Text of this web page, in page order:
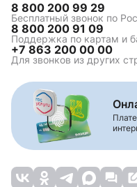
Ипотека на
строительство
Зелёная ипотека
Сельская ипотека
Комбинированная
Строительство жилья
8 800 200 99 29
Бесплатный звонок по
8 800 200 91 09
Поддержка по картам и
+7 863 200 00 00
Для звонков из других